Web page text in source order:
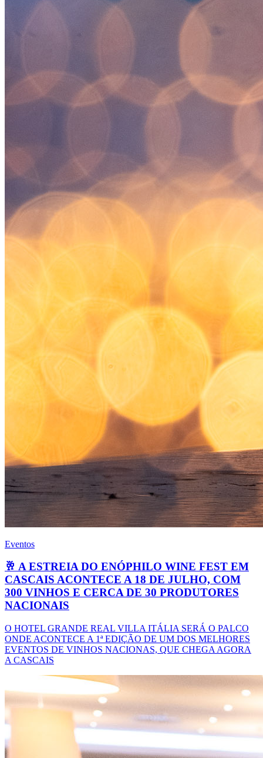
Eventos
🥂 A ESTREIA DO ENÓPHILO WINE FEST EM
CASCAIS ACONTECE A 18 DE JULHO, COM
300 VINHOS E CERCA DE 30 PRODUTORES
NACIONAIS
O HOTEL GRANDE REAL VILLA ITÁLIA SERÁ O PALCO
ONDE ACONTECE A 1ª EDIÇÃO DE UM DOS MELHORES
EVENTOS DE VINHOS NACIONAS, QUE CHEGA AGORA
A CASCAIS